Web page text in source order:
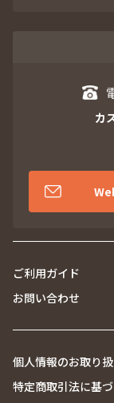
カ
ご利用ガイド
お問い合わせ
個人情報のお取り
特定商取引法に基